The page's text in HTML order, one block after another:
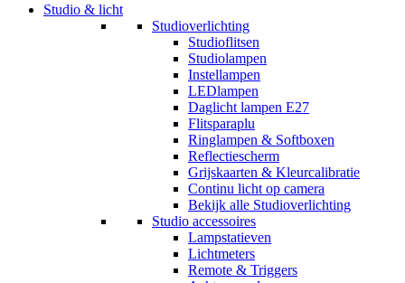
Studio & licht
Studioverlichting
Studioflitsen
Studiolampen
Instellampen
LEDlampen
Daglicht lampen E27
Flitsparaplu
Ringlampen & Softboxen
Reflectiescherm
Grijskaarten & Kleurcalibratie
Continu licht op camera
Bekijk alle Studioverlichting
Studio accessoires
Lampstatieven
Lichtmeters
Remote & Triggers